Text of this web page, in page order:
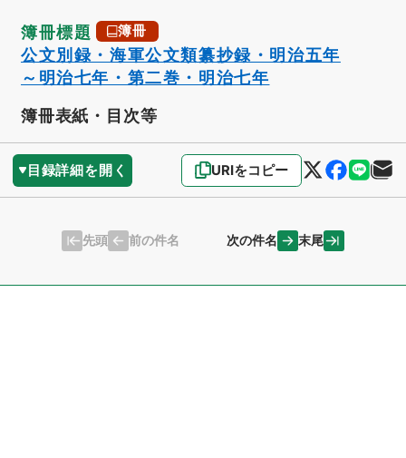
簿冊標題 簿冊
公文別録・海軍公文類纂抄録・明治五年
～明治七年・第二巻・明治七年
簿冊表紙・目次等
目録詳細を開く URIをコピー
先頭 前の件名 次の件名 末尾